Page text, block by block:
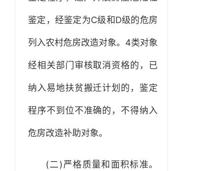
鉴定，经鉴定为C级和D级的危房
列入农村危房改造对象。4类对象
经相关部门审核取消资格的，已
纳入易地扶贫搬迁计划的，鉴定
程序不到位不准确的，不得纳入
危房改造补助对象。
(二)严格质量和面积标准。